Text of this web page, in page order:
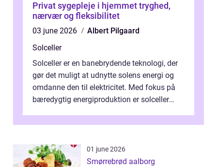
Privat sygepleje i hjemmet tryghed,
nærvær og fleksibilitet
03 june 2026
Albert Pilgaard
Solceller
Solceller er en banebrydende teknologi, der
gør det muligt at udnytte solens energi og
omdanne den til elektricitet. Med fokus på
bæredygtig energiproduktion er solceller
01 june 2026
Smørrebrød aalborg